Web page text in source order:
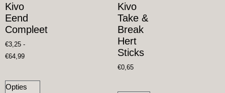
Kivo
Eend
Compleet
€3,25 -
€64,99
Opties
Kivo
Take &
Break
Hert
Sticks
€0,65